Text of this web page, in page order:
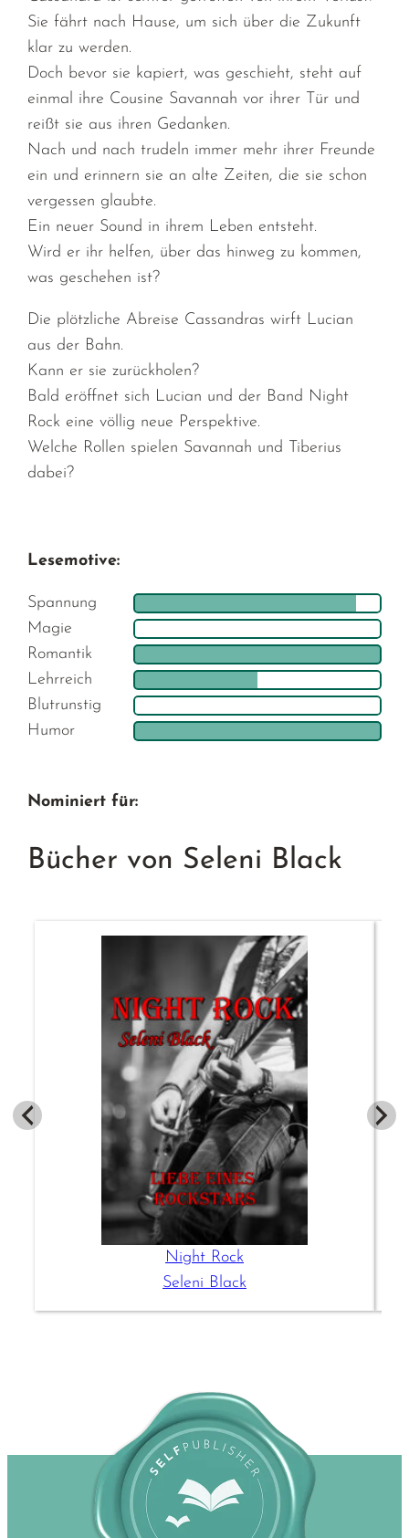
Sie fährt nach Hause, um sich über die Zukunft
klar zu werden.
Doch bevor sie kapiert, was geschieht, steht auf
einmal ihre Cousine Savannah vor ihrer Tür und
reißt sie aus ihren Gedanken.
Nach und nach trudeln immer mehr ihrer Freunde
ein und erinnern sie an alte Zeiten, die sie schon
vergessen glaubte.
Ein neuer Sound in ihrem Leben entsteht.
Wird er ihr helfen, über das hinweg zu kommen,
was geschehen ist?
Die plötzliche Abreise Cassandras wirft Lucian
aus der Bahn.
Kann er sie zurückholen?
Bald eröffnet sich Lucian und der Band Night
Rock eine völlig neue Perspektive.
Welche Rollen spielen Savannah und Tiberius
dabei?
Lesemotive:
Spannung
Magie
Romantik
Lehrreich
Blutrunstig
Humor
Nominiert für:
Bücher von Seleni Black
Night Rock
Seleni Black